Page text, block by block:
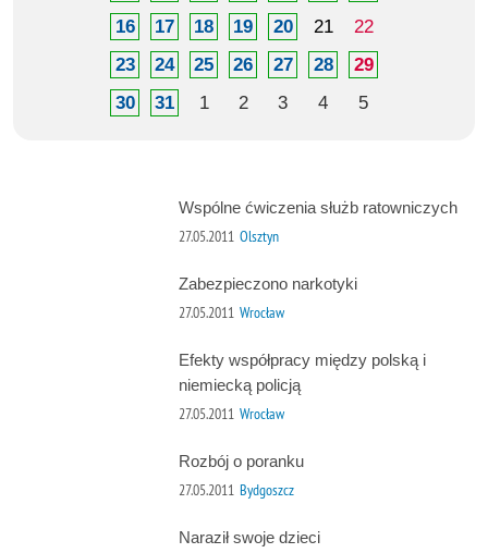
16
17 18 19 20 21
22
23
24 25 26 27 28
29
30
31 1 2 3 4 5
Wspólne ćwiczenia służb ratowniczych
27.05.2011 Olsztyn
Zabezpieczono narkotyki
27.05.2011 Wrocław
Efekty współpracy między polską i
niemiecką policją
27.05.2011 Wrocław
Rozbój o poranku
27.05.2011 Bydgoszcz
Naraził swoje dzieci